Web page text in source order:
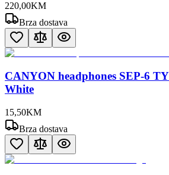
220,00KM
Brza dostava
CANYON headphones SEP-6
White
15,50KM
Brza dostava